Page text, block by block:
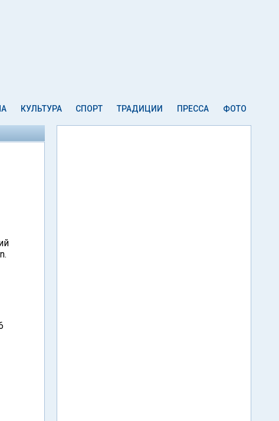
КУЛЬТУРА СПОРТ ТРАДИЦИИ ПРЕССА ФОТО